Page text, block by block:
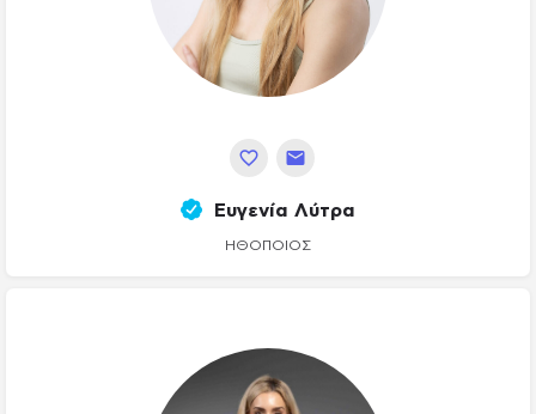
Ευγενία Λύτρα
ΗΘΟΠΟΙΌΣ